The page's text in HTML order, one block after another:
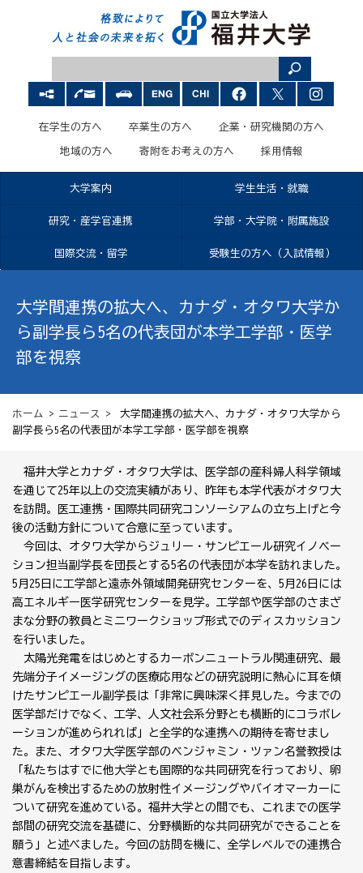
在学生の方へ 卒業生の方へ 企業・研究機関の方へ
地域の方へ 寄附をお考えの方へ 採用情報
大学案内 学生生活・就職
研究・産学官連携 学部・大学院・附属施設
国際交流・留学 受験生の方へ（入試情報）
大学間連携の拡大へ、カナダ・オタワ大学か
ら副学長ら5名の代表団が本学工学部・医学
部を視察
ホーム > ニュース
> 大学間連携の拡大へ、カナダ・オタワ大学から
副学長ら5名の代表団が本学工学部・医学部を視察
福井大学とカナダ・オタワ大学は、医学部の産科婦人科学領域
を通じて25年以上の交流実績があり、昨年も本学代表がオタワ大
を訪問。医工連携・国際共同研究コンソーシアムの立ち上げと今
後の活動方針について合意に至っています。
今回は、オタワ大学からジュリー・サンピエール研究イノベー
ション担当副学長を団長とする5名の代表団が本学を訪れました。
5月25日に工学部と遠赤外領域開発研究センターを、5月26日には
高エネルギー医学研究センターを見学。工学部や医学部のさまざ
まな分野の教員とミニワークショップ形式でのディスカッション
を行いました。
太陽光発電をはじめとするカーボンニュートラル関連研究、最
先端分子イメージングの医療応用などの研究説明に熱心に耳を傾
けたサンピエール副学長は「非常に興味深く拝見した。今までの
医学部だけでなく、工学、人文社会系分野とも横断的にコラボレ
ーションが進められれば」と全学的な連携への期待を寄せまし
た。また、オタワ大学医学部のベンジャミン・ツァン名誉教授は
「私たちはすでに他大学とも国際的な共同研究を行っており、卵
巣がんを検出するための放射性イメージングやバイオマーカーに
ついて研究を進めている。福井大学との間でも、これまでの医学
部間の研究交流を基礎に、分野横断的な共同研究ができることを
願う」と述べました。今回の訪問を機に、全学レベルでの連携合
意書締結を目指します。